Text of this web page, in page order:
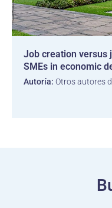
Job creation versus
SMEs in economic
Autoría: Otros autores